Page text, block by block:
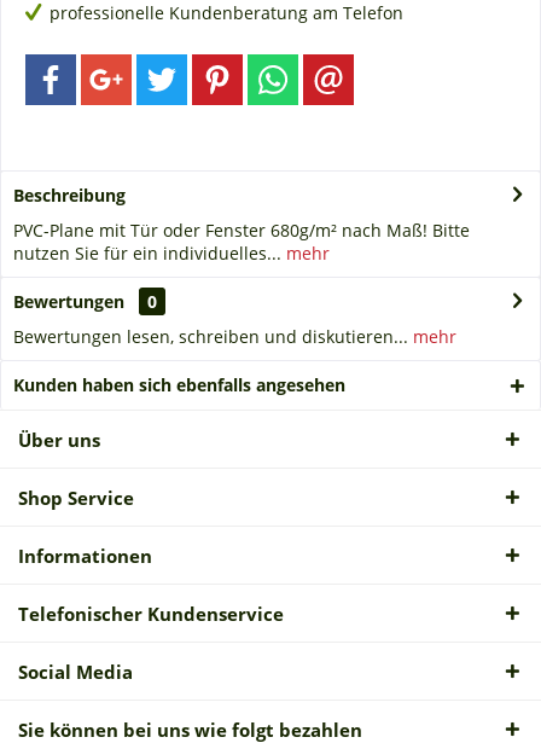
professionelle Kundenberatung am Telefon
Beschreibung
PVC-Plane mit Tür oder Fenster 680g/m² nach Maß! Bitte
nutzen Sie für ein individuelles... mehr
Bewertungen
0
Bewertungen lesen, schreiben und diskutieren... mehr
Kunden haben sich ebenfalls angesehen
Über uns
Shop Service
Informationen
Telefonischer Kundenservice
Social Media
Sie können bei uns wie folgt bezahlen